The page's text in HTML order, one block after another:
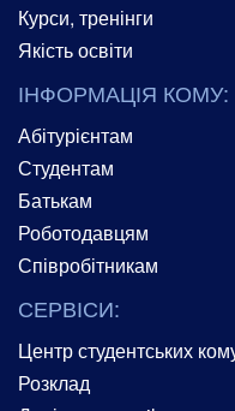
Курси, тренінги
Якість освіти
ІНФОРМАЦІЯ КОМУ:
Абітурієнтам
Студентам
Батькам
Роботодавцям
Співробітникам
СЕРВІСИ:
Центр студентських
Розклад